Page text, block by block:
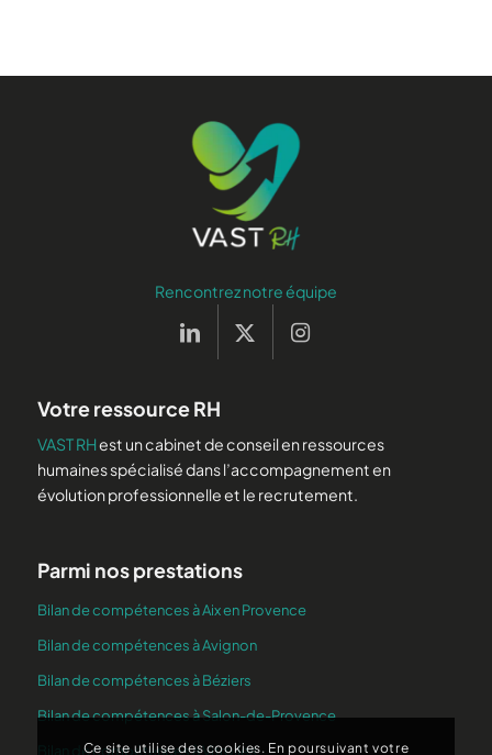
Rencontrez notre équipe
Votre ressource RH
VAST RHest un cabinet de conseil en ressources
humaines spécialisé dans l’accompagnement en
évolution professionnelle et le recrutement.
Parmi nos prestations
Bilan de compétences à Aix en Provence
Bilan de compétences à Avignon
Bilan de compétences à Béziers
Bilan de compétences à Salon-de-Provence
Bilan de compétences à Vitrolles
Ce site utilise des cookies. En poursuivant votre